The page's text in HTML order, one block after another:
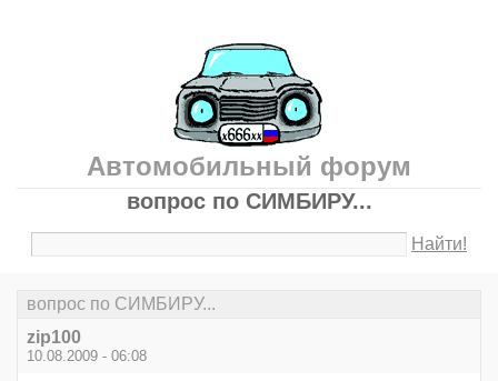
Автомобильный форум
вопрос по СИМБИРУ...
Найти!
вопрос по СИМБИРУ...
zip100
10.08.2009 - 06:08